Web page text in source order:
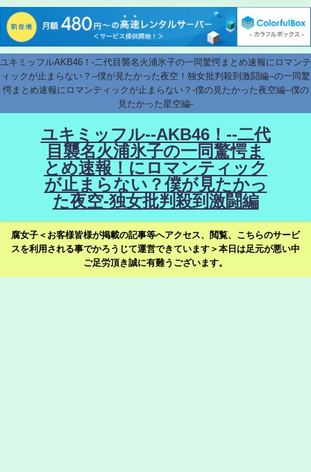
ユキミッフルAKB46！-二代目襲名火浦氷子の一同驚愕まとめ速報にロマンテ
ィックが止まらない？--僕が見たかった夜空！独女批判殺到激闘編--の一同驚
愕まとめ速報にロマンティックが止まらない？-僕の見たかった夜空編--僕の
見たかった星空編-
ユキミッフル--AKB46！--二代
目襲名火浦氷子の一同驚愕ま
とめ速報！にロマンティック
が止まらない？僕が見たかっ
た夜空-独女批判殺到激闘編
腐女子＜お客様皆様が掲載の記事等へアクセス、閲覧、こちらのサービ
スを利用される事でかろうじて運営できています＞本日は足元が悪い中
ご足労頂き誠に有難うございます。